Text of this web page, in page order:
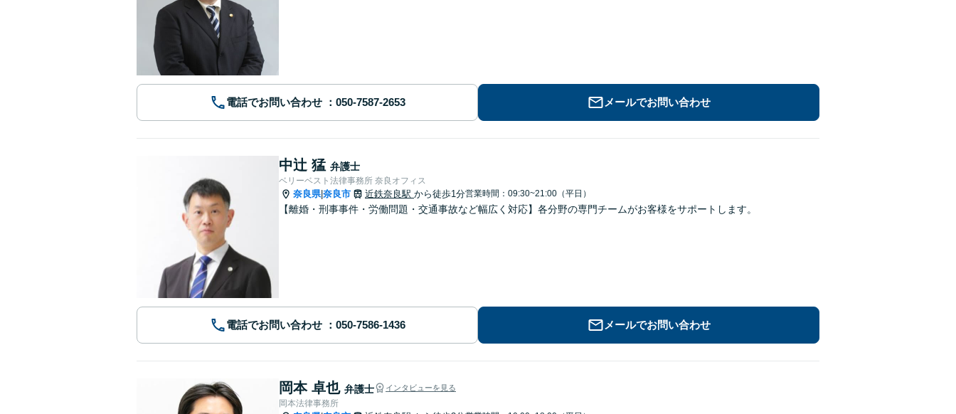
電話でお問い合わせ メールでお問い合わせ
中辻 猛 弁護士
ベリーベスト法律事務所 奈良オフィス
奈良県|奈良市 近鉄奈良駅 から徒歩1分営業時間：09:30~21:00（平日）
【離婚・刑事事件・労働問題・交通事故など幅広く対応】各分野の専門チームがお客様をサポートします。
電話でお問い合わせ メールでお問い合わせ
岡本 卓也 弁護士 インタビューを見る
岡本法律事務所